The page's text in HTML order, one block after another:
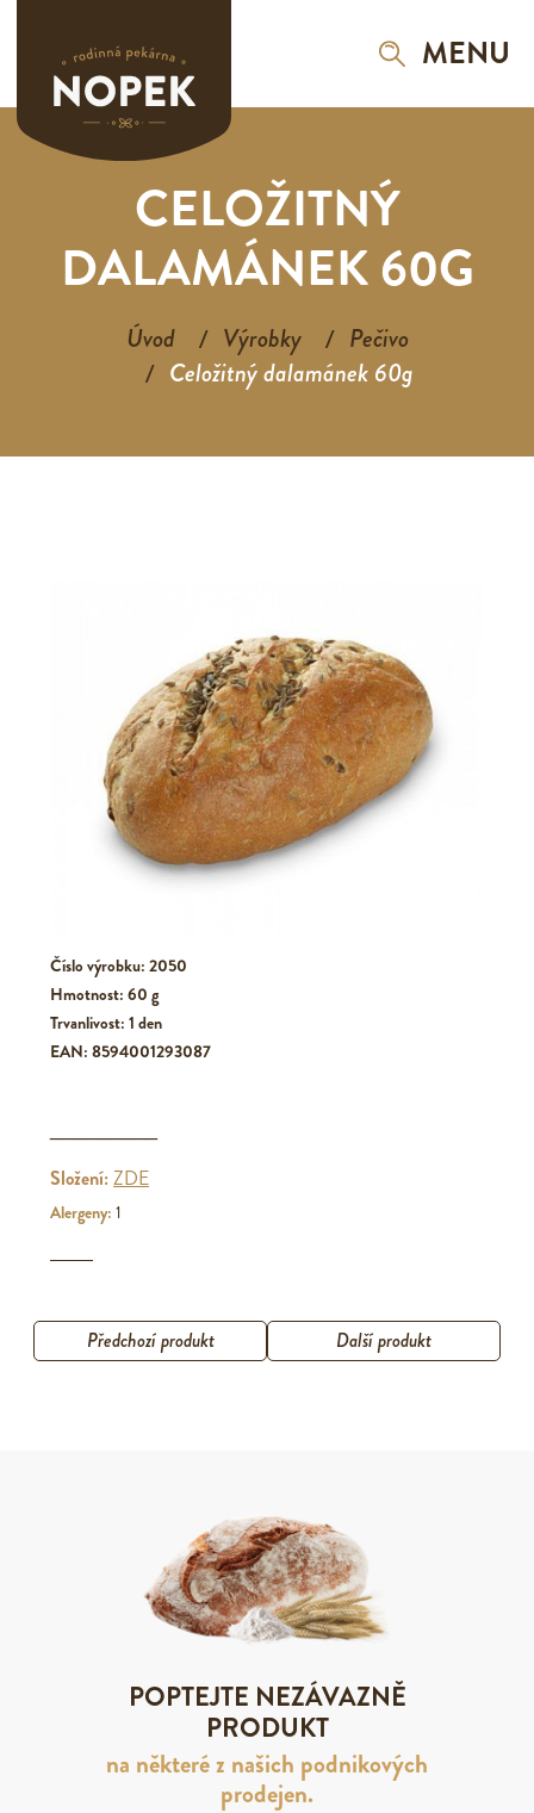
MENU
CELOŽITNÝ
DALAMÁNEK 60G
Úvod Výrobky
Pečivo
Celožitný dalamánek 60g
Číslo výrobku: 2050
Hmotnost: 60 g
Trvanlivost: 1 den
EAN: 8594001293087
Složení:ZDE
Alergeny: 1
Předchozí produkt Další produkt
POPTEJTE NEZÁVAZNĚ
PRODUKT
na některé z našich podnikových
prodejen.